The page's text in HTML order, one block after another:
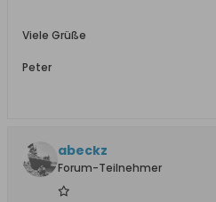
Viele Grüße
Peter
abeckz
Forum-Teilnehmer